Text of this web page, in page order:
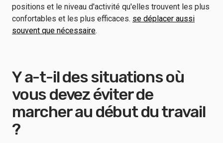
positions et le niveau d'activité qu'elles trouvent les plus
confortables et les plus efficaces. se déplacer aussi
souvent que nécessaire.
Y a-t-il des situations où
vous devez éviter de
marcher au début du travail
?